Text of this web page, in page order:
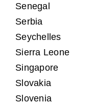
Senegal
Serbia
Seychelles
Sierra Leone
Singapore
Slovakia
Slovenia